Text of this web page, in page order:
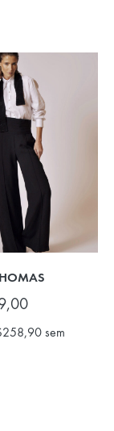
258,90 sem